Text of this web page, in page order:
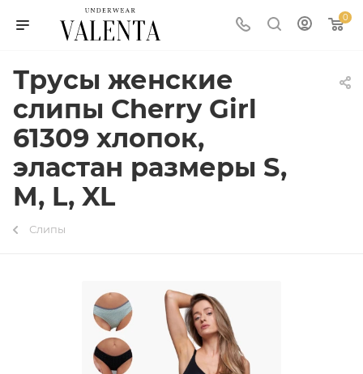
0
Трусы женские
слипы Cherry Girl
61309 хлопок,
эластан размеры S,
M, L, XL
Слипы